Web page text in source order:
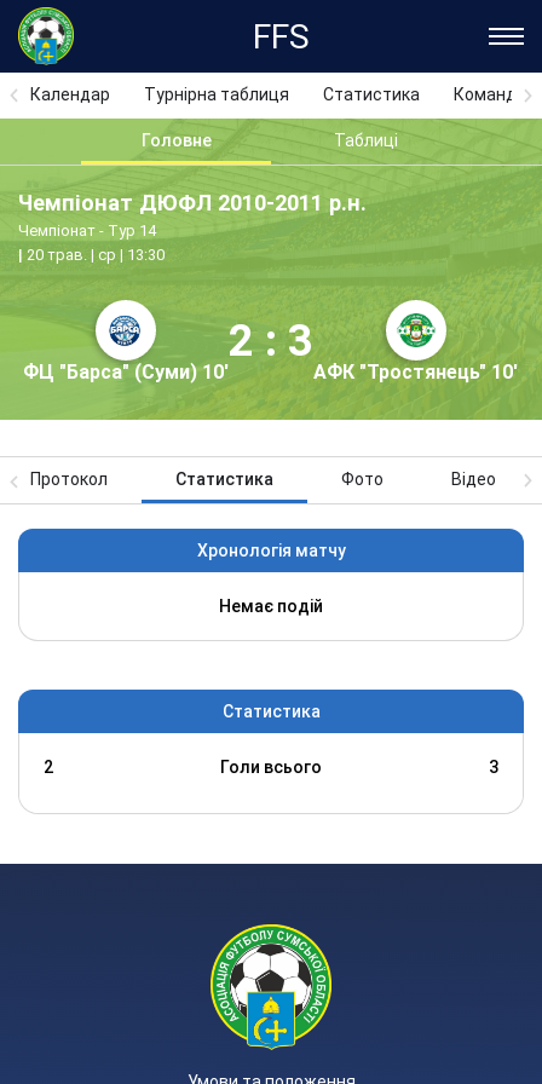
FFS
Календар Турнірна таблиця Статистика Команди
Головне Таблиці
Чемпіонат ДЮФЛ 2010-2011 р.н.
Чемпіонат - Тур 14
ФЦ "Барса" (Суми) 10'
2 : 3
АФК "Тростянець" 10'
20 трав. | ср | 13:30
Протокол Статистика Фото Відео
Хронологія матчу
Немає подій
Статистика
2 Голи всього 3